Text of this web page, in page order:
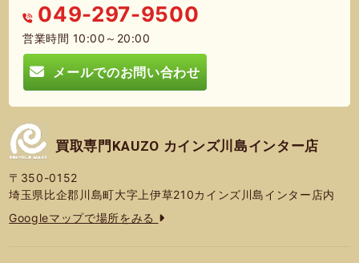
049-297-9500
営業時間 10:00～20:00
メールでのお問い合わせ
買取専門KAUZO カインズ川島インター店
〒350-0152
埼玉県比企郡川島町大字上伊草210カインズ川島インター店内
Googleマップで場所をみる